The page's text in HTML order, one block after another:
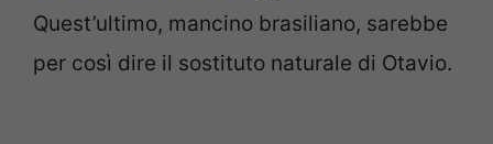
Quest’ultimo, mancino brasiliano, sarebbe
per così dire il sostituto naturale di Otavio.